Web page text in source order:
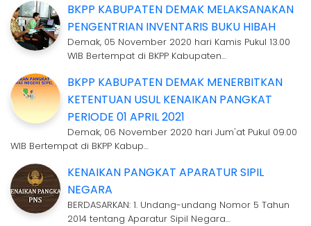
BKPP KABUPATEN DEMAK MELAKSANAKAN
PENGENTRIAN INVENTARIS BUKU HIBAH
Demak, 05 November 2020 hari Kamis Pukul 13.00
WIB Bertempat di BKPP Kabupaten…
BKPP KABUPATEN DEMAK MENERBITKAN
KETENTUAN USUL KENAIKAN PANGKAT
PERIODE 01 APRIL 2021
Demak, 06 November 2020 hari Jum'at Pukul 09.00
WIB Bertempat di BKPP Kabup…
KENAIKAN PANGKAT APARATUR SIPIL
NEGARA
BERDASARKAN: 1. Undang-undang Nomor 5 Tahun
2014 tentang Aparatur Sipil Negara…